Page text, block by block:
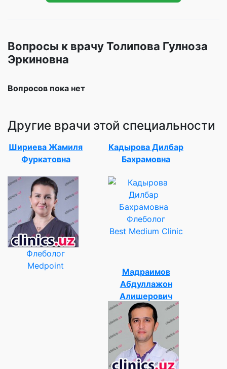
Вопросы к врачу Толипова Гулноза
Эркиновна
Вопросов пока нет
Другие врачи этой специальности
Шириева Жамиля
Фуркатовна
Флеболог
Medpoint
Кадырова Дилбар
Бахрамовна
Флеболог
Best Medium Clinic
Мадраимов
Абдуллажон
Алишерович